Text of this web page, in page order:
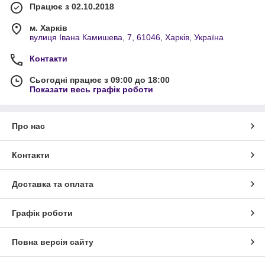
Працює з 02.10.2018
м. Харків
вулиця Івана Камишева, 7, 61046, Харків, Україна
Контакти
Сьогодні працює з 09:00 до 18:00
Показати весь графік роботи
Про нас
Контакти
Доставка та оплата
Графік роботи
Повна версія сайту